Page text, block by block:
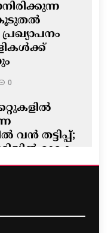
കൂടുതൽ
0
തട്ടിപ്പ്;
മാരക